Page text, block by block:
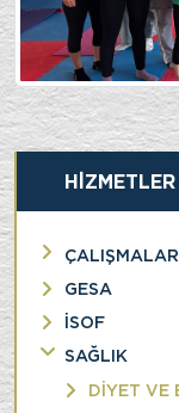
HİZMETLER
ÇALIŞMALAR
GESA
İSOF
SAĞLIK
DİYET VE